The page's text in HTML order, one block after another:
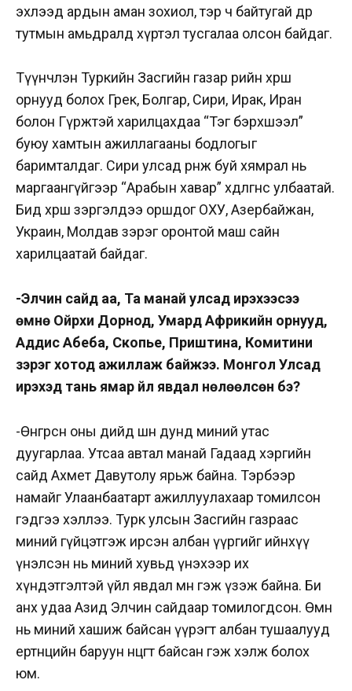
эхлээд ардын аман зохиол, тэр ч байтугай өдөр
тутмын амьдралд хүртэл тусгалаа олсон байдаг.
Түүнчлэн Туркийн Засгийн газар өөрийн хөрш
орнууд болох Грек, Болгар, Сири, Ирак, Иран
болон Гүржтэй харилцахдаа “Тэг бэрхшээл”
буюу хамтын ажиллагааны бодлогыг
баримталдаг. Сири улсад өрнөж буй хямрал нь
маргаангүйгээр “Арабын хавар” хөдөлгөөнөөс улбаатай.
Бид хөрш зэргэлдээ оршдог ОХУ, Азербайжан,
Украин, Молдав зэрэг оронтой маш сайн
харилцаатай байдаг.
-Элчин сайд аа, Та манай улсад ирэхээсээ
өмнө Ойрхи Дорнод, Умард Африкийн орнууд,
Аддис Абеба, Скопье, Приштина, Комитини
зэрэг хотод ажиллаж байжээ. Монгол Улсад
ирэхэд тань ямар үйл явдал нөлөөлсөн бэ?
-Өнгөрсөн оны өдийд шөнө дунд миний утас
дуугарлаа. Утсаа автал манай Гадаад хэргийн
сайд Ахмет Давутолу ярьж байна. Тэрбээр
намайг Улаанбаатарт ажиллуулахаар томилсон
гэдгээ хэллээ. Турк улсын Засгийн газраас
миний гүйцэтгэж ирсэн албан үүргийг ийнхүү
үнэлсэн нь миний хувьд үнэхээр их
хүндэтгэлтэй үйл явдал мөн гэж үзэж байна. Би
анх удаа Азид Элчин сайдаар томилогдсон. Өмнө
нь миний хашиж байсан үүрэгт албан тушаалууд
ертөнцийн баруун өнцөгт байсан гэж хэлж болох
юм.